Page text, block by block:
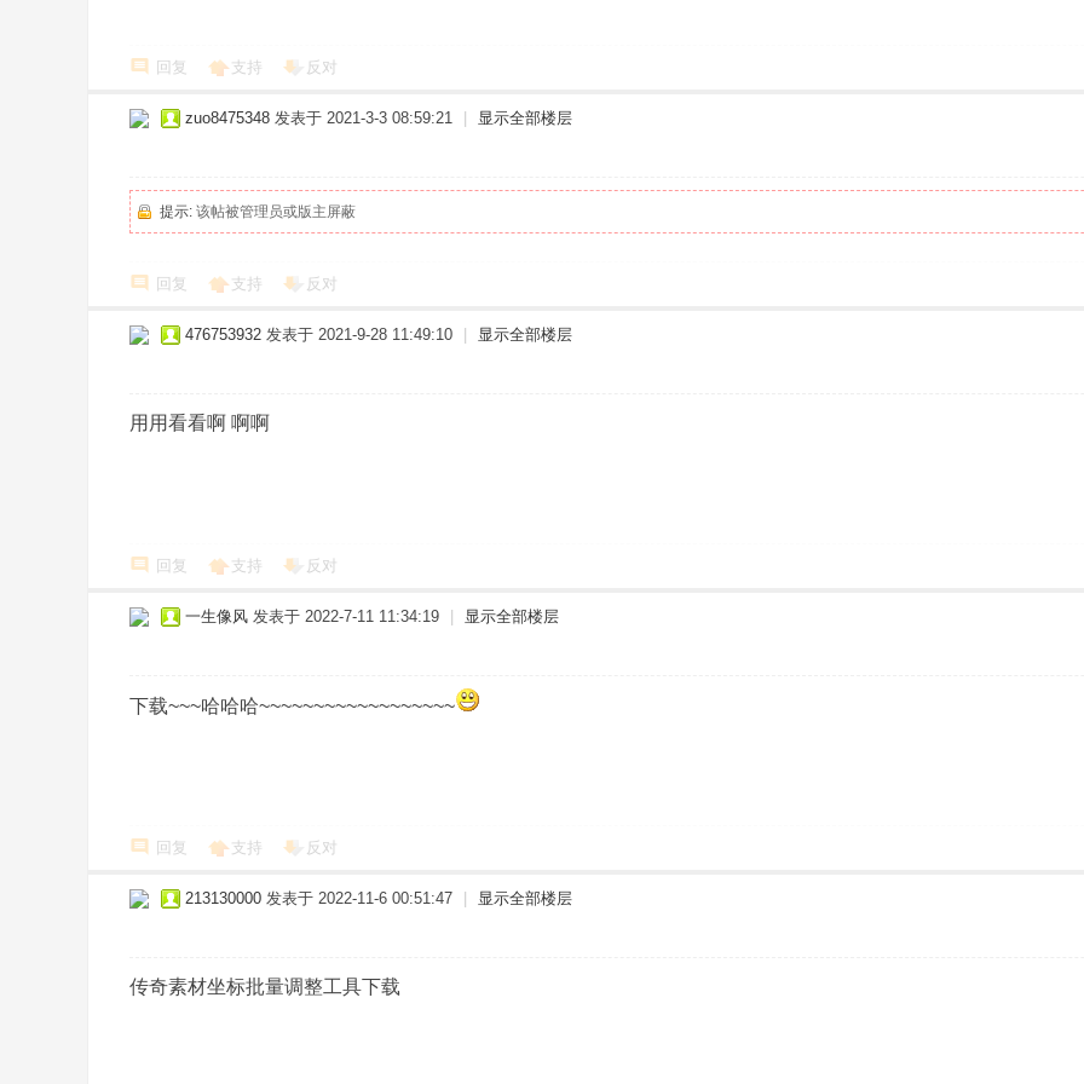
回复 支持 反对
zuo8475348 发表于 2021-3-3 08:59:21 显示全部楼层
提示: 该帖被管理员或版主屏蔽
回复 支持 反对
476753932 发表于 2021-9-28 11:49:10 显示全部楼层
用用看看啊 啊啊
回复 支持 反对
一生像风 发表于 2022-7-11 11:34:19 显示全部楼层
下载~~~哈哈哈~~~~~~~~~~~~~~~~~~
回复 支持 反对
213130000 发表于 2022-11-6 00:51:47 显示全部楼层
传奇素材坐标批量调整工具下载